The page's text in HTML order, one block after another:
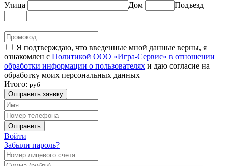
Улица Дом Подъезд
Я подтверждаю, что введенные мной данные верны, я
ознакомлен с Политикой ООО «Игра-Сервис» в отношении
обработки информации о пользователях и даю согласие на
обработку моих персональных данных
Итого: руб
Отправить заявку
Отправить
Войти
Забыли пароль?